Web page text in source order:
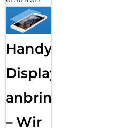
Handy
Displayfolie
anbringen
– Wir